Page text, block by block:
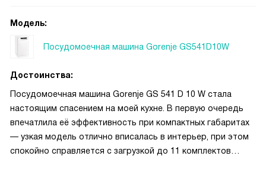
Модель:
Посудомоечная машина Gorenje GS541D10W
Достоинства:
Посудомоечная машина Gorenje GS 541 D 10 W стала
настоящим спасением на моей кухне. В первую очередь
впечатлила её эффективность при компактных габаритах
— узкая модель отлично вписалась в интерьер, при этом
спокойно справляется с загрузкой до 11 комплектов